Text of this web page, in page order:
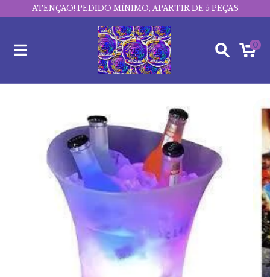
ATENÇÃO! PEDIDO MÍNIMO, APARTIR DE 5 PEÇAS
0